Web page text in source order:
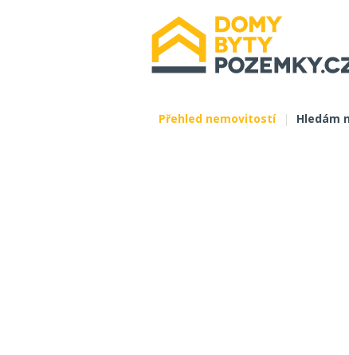
Přehled nemovitostí | Hledám